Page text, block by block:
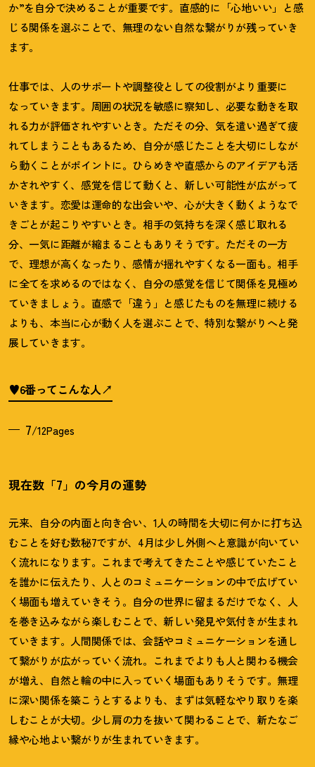
か”を自分で決めることが重要です。直感的に「心地いい」と感
じる関係を選ぶことで、無理のない自然な繋がりが残っていき
ます。
仕事では、人のサポートや調整役としての役割がより重要に
なっていきます。周囲の状況を敏感に察知し、必要な動きを取
れる力が評価されやすいとき。ただその分、気を遣い過ぎて疲
れてしまうこともあるため、自分が感じたことを大切にしなが
ら動くことがポイントに。ひらめきや直感からのアイデアも活
かされやすく、感覚を信じて動くと、新しい可能性が広がって
いきます。恋愛は運命的な出会いや、心が大きく動くようなで
きごとが起こりやすいとき。相手の気持ちを深く感じ取れる
分、一気に距離が縮まることもありそうです。ただその一方
で、理想が高くなったり、感情が揺れやすくなる一面も。相手
に全てを求めるのではなく、自分の感覚を信じて関係を見極め
ていきましょう。直感で「違う」と感じたものを無理に続ける
よりも、本当に心が動く人を選ぶことで、特別な繋がりへと発
展していきます。
♥6番ってこんな人
7/12Pages
現在数「7」の今月の運勢
元来、自分の内面と向き合い、1人の時間を大切に何かに打ち込
むことを好む数秘7ですが、4月は少し外側へと意識が向いてい
く流れになります。これまで考えてきたことや感じていたこと
を誰かに伝えたり、人とのコミュニケーションの中で広げてい
く場面も増えていきそう。自分の世界に留まるだけでなく、人
を巻き込みながら楽しむことで、新しい発見や気付きが生まれ
ていきます。人間関係では、会話やコミュニケーションを通し
て繋がりが広がっていく流れ。これまでよりも人と関わる機会
が増え、自然と輪の中に入っていく場面もありそうです。無理
に深い関係を築こうとするよりも、まずは気軽なやり取りを楽
しむことが大切。少し肩の力を抜いて関わることで、新たなご
縁や心地よい繋がりが生まれていきます。